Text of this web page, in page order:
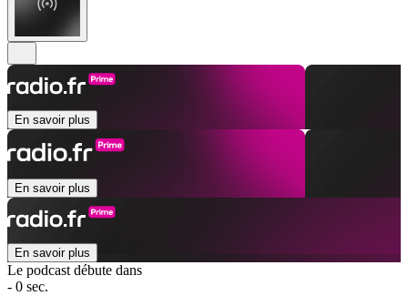
En savoir plus
En savoir plus
En savoir plus
Le podcast débute dans
- 0 sec.